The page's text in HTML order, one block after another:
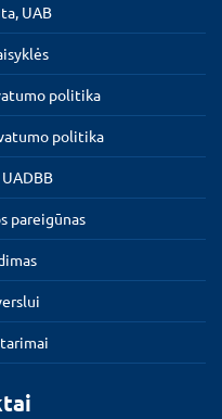
UAB
politika
politika
pareigūnas